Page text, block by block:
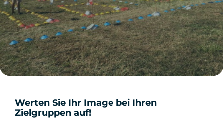
Werten Sie Ihr Image bei Ihren
Zielgruppen auf!